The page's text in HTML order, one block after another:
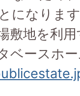
になりま
敷地を利
ベースホ